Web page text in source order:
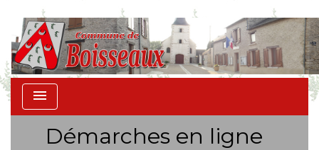
menu
Démarches en ligne